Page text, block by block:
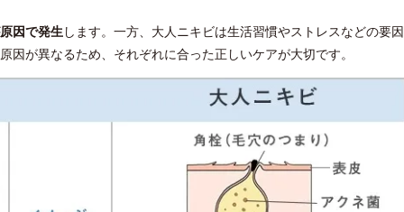
因で発生します。一方、大人ニキビは生活習慣やストレスなどの要因
が異なるため、それぞれに合った正しいケアが大切です。